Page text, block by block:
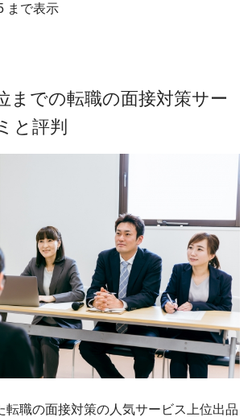
まで表示
までの転職の面接対策サー
と評判
転職の面接対策の人気サービス上位出品